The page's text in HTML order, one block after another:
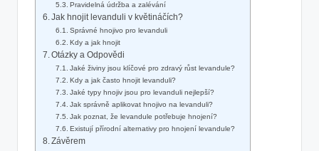
Pravidelná údržba a zalévání
Jak hnojit levanduli v květináčích?
Správné hnojivo pro levanduli
Kdy a jak hnojit
Otázky a Odpovědi
Jaké živiny jsou klíčové pro zdravý růst levandule?
Kdy a jak často hnojit levanduli?
Jaké typy hnojiv jsou pro levanduli nejlepší?
Jak správně aplikovat hnojivo na levanduli?
Jak poznat, že levandule potřebuje hnojení?
Existují přírodní alternativy pro hnojení levandule?
Závěrem